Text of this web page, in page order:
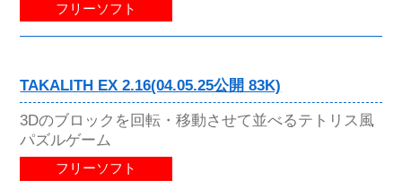
フリーソフト
TAKALITH EX 2.16(04.05.25公開 83K)
3Dのブロックを回転・移動させて並べるテトリス風
パズルゲーム
フリーソフト